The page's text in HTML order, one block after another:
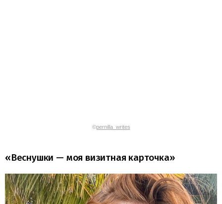
©pernilla_writes
«Веснушки — моя визитная карточка»